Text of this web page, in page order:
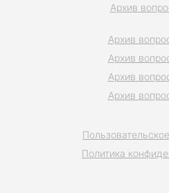
Политика
Архив
Архив
Архив
Архив
Архив